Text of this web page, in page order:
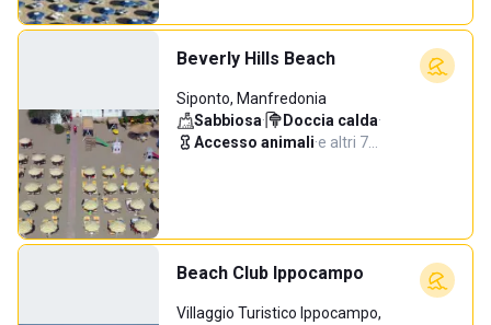
Beverly Hills Beach
Siponto, Manfredonia
Sabbiosa· Doccia calda·
Accesso animali·e altri 7…
Beach Club Ippocampo
Villaggio Turistico Ippocampo,